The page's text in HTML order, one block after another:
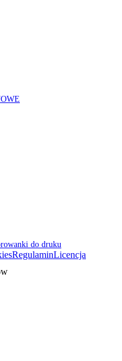
do druku
RegulaminLicencja